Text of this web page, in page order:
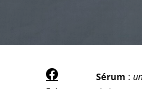
Sérum :